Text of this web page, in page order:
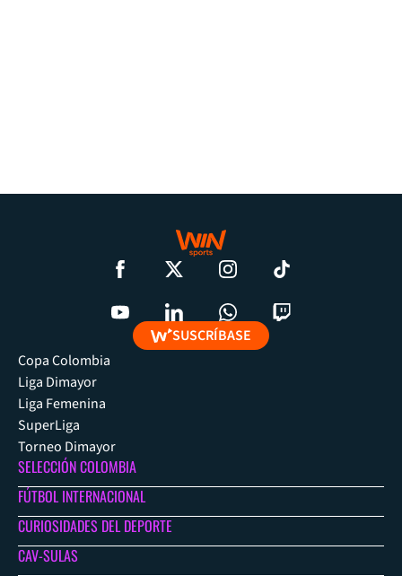
SUSCRÍBASE
Copa Colombia
Liga Dimayor
Liga Femenina
SuperLiga
Torneo Dimayor
SELECCIÓN COLOMBIA
FÚTBOL INTERNACIONAL
CURIOSIDADES DEL DEPORTE
CAV-SULAS